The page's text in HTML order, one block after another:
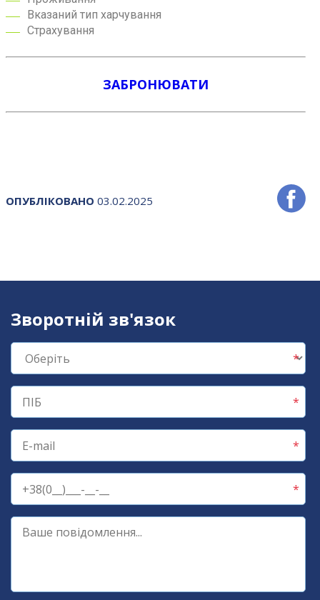
Вказаний тип харчування
Страхування
ЗАБРОНЮВАТИ
ОПУБЛІКОВАНО 03.02.2025
Зворотній зв'язок